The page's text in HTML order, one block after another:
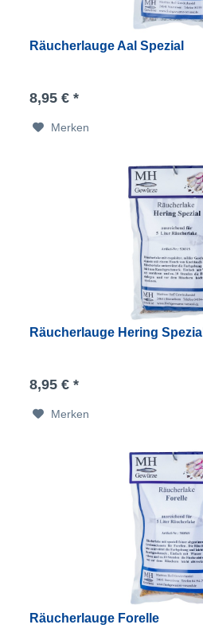
Räucherlauge Aal Spezial
8,95 € *
Merken
Räucherlauge Hering Spezial
8,95 € *
Merken
Räucherlauge Forelle